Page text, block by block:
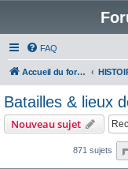
FAQ
Accueil du forum
Batailles & lieux
Nouveau sujet
871 sujets